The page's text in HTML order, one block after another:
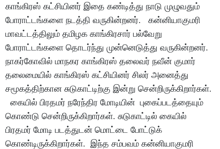
காங்கிரஸ் கட்சியினர் இதை கண்டித்து நாடு முழுவதும்
போராட்டங்களை நடத்தி வருகின்றனர். கன்னியாகுமரி
மாவட்டத்திலும் தமிழக காங்கிரசார் பல்வேறு
போராட்டங்களை தொடர்ந்து முன்னெடுத்து வருகின்றனர்.
நாகர்கோவில் மாநகர காங்கிரஸ் தலைவர் நவீன் குமார்
தலைமையில் காங்கிரஸ் கட்சியினர் சிலர் அனைத்து
சமூகத்திற்கான சுடுகாட்டிற்கு இன்று சென்றிருக்கிறார்கள்.
கையில் பிரதமர் நரேந்திர மோடியின் புகைப்படத்தையும்
கொண்டு சென்றிருக்கிறார்கள். சுடுகாட்டில் கையில்
பிரதமர் மோடி படத்துடன் மொட்டை போட்டுக்
கொண்டிருக்கிறார்கள். இந்த சம்பவம் கன்னியாகுமரி